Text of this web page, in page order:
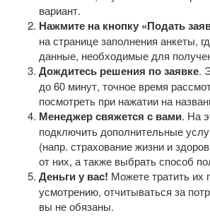
вариант.
Нажмите на кнопку «Подать
на странице заполнения анкеты,
данные, необходимые для
Дождитесь решения по заявке.
до 60 минут, точное время
посмотреть при нажатии на
Менеджер свяжется с вами. На
подключить дополнительные
(напр. страхование жизни и
от них, а также выбрать способ
Деньги у вас! Можете тратить их
усмотрению, отчитываться за
вы не обязаны.